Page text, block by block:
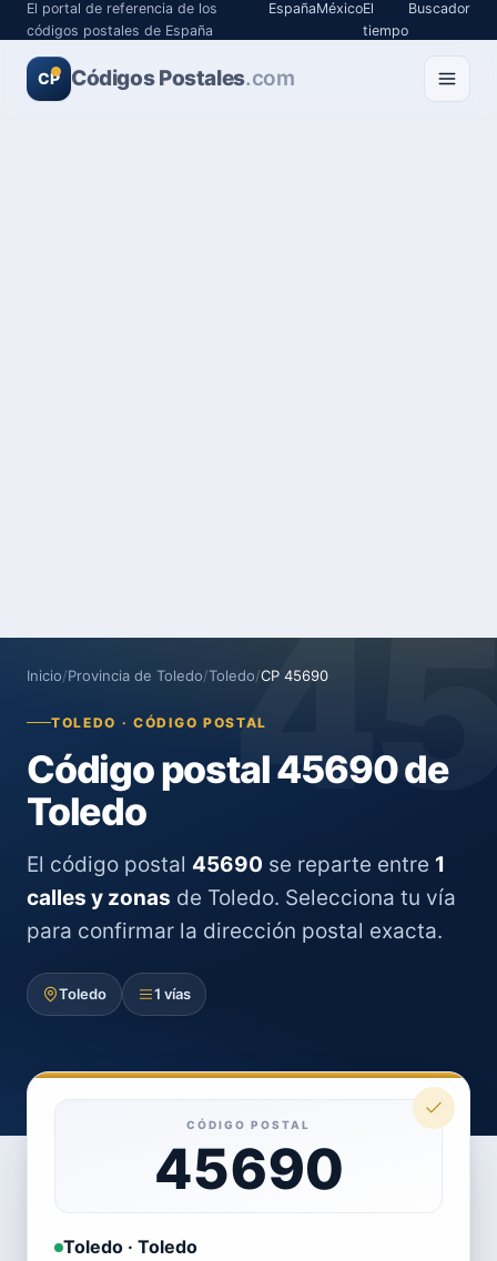
El portal de referencia de los
códigos postales de España
EspañaMéxicoEl
tiempo
Buscador
CP Códigos Postales.com
Inicio/Provincia de Toledo/Toledo/CP 45690
TOLEDO · CÓDIGO POSTAL
Código postal 45690 de
Toledo
El código postal 45690 se reparte entre 1
calles y zonas de Toledo. Selecciona tu vía
para confirmar la dirección postal exacta.
Toledo 1 vías
CÓDIGO POSTAL
45690
Toledo · Toledo